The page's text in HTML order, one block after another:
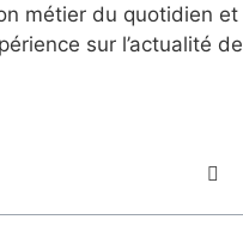
métier du quotidien et
sur l’actualité de